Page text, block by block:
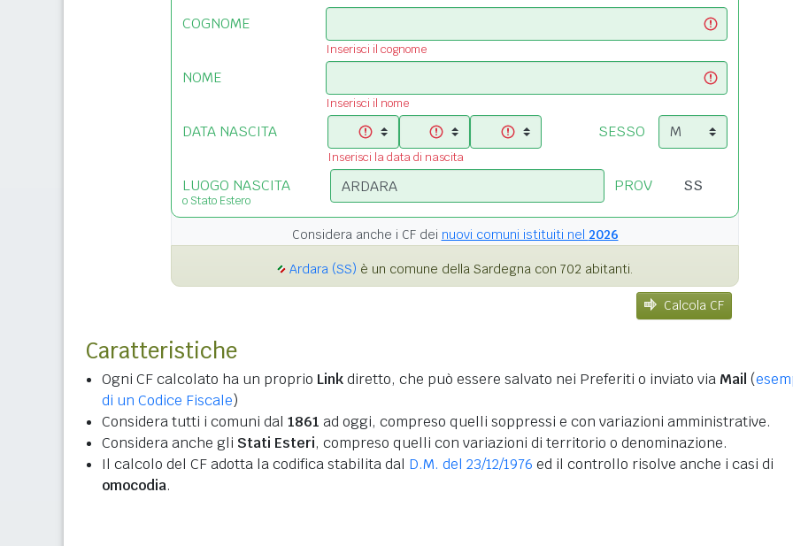
COGNOME
Inserisci il cognome
NOME
Inserisci il nome
DATA NASCITA
Inserisci la data di nascita
SESSO
LUOGO NASCITA
o Stato Estero
PROV
Considera anche i CF dei nuovi comuni istituiti nel 2026
Ardara (SS) è un comune della Sardegna con 702 abitanti.
Calcola CF
Caratteristiche
Ogni CF calcolato ha un proprio Linkdiretto, che può essere salvato nei Preferiti o inviato via Mail (
di un Codice Fiscale)
Considera tutti i comuni dal 1861 ad oggi, compreso quelli soppressi e con variazioni amministrative.
Considera anche gli Stati Esteri, compreso quelli con variazioni di territorio o denominazione.
Il calcolo del CF adotta la codifica stabilita dal D.M. del 23/12/1976 ed il controllo risolve anche i casi di
omocodia.